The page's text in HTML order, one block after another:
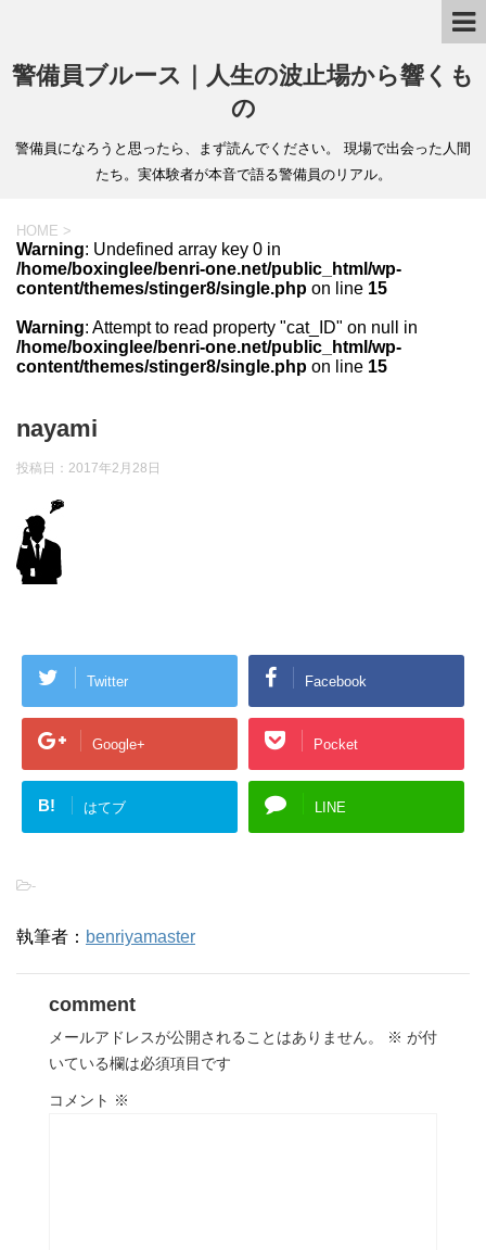
警備員ブルース｜人生の波止場から響くも
の
警備員になろうと思ったら、まず読んでください。 現場で出会った人間
たち。実体験者が本音で語る警備員のリアル。
HOME >
Warning: Undefined array key 0 in
/home/boxinglee/benri-one.net/public_html/wp-
content/themes/stinger8/single.php on line 15
Warning: Attempt to read property "cat_ID" on null in
/home/boxinglee/benri-one.net/public_html/wp-
content/themes/stinger8/single.php on line 15
nayami
投稿日： 2017年2月28日
Twitter Facebook
Google+ Pocket
B! はてブ LINE
-
執筆者： benriyamaster
comment
メールアドレスが公開されることはありません。 ※ が付
いている欄は必須項目です
コメント ※